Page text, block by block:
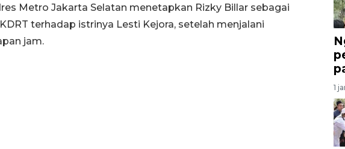
Metro Jakarta Selatan menetapkan Rizky Billar sebagai
terhadap istrinya Lesti Kejora, setelah menjalani
jam.
1